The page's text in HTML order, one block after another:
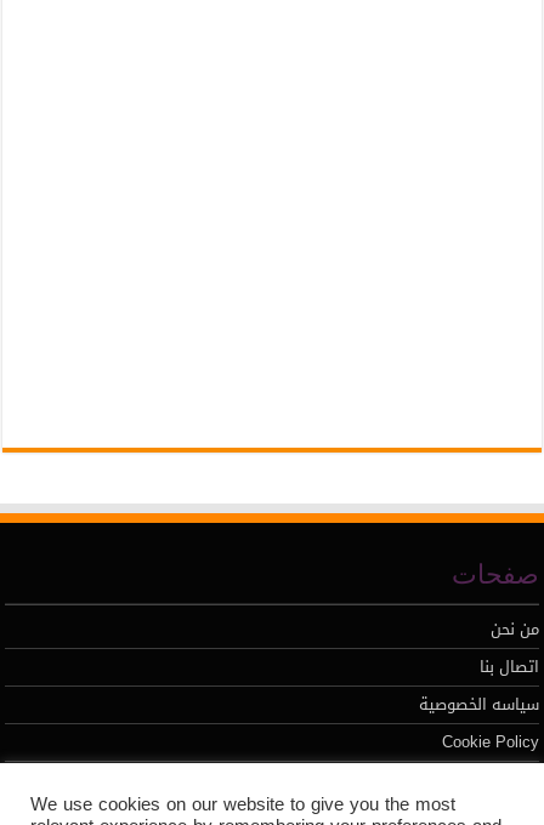
صفحات
من نحن
اتصال بنا
سياسه الخصوصية
Cookie Policy
We use cookies on our website to give you the most